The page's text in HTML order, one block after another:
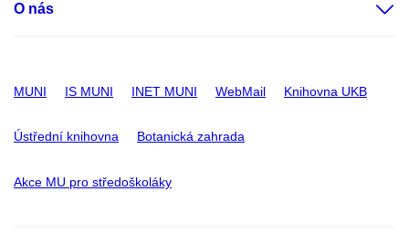
O nás
MUNI IS MUNI INET MUNI WebMail Knihovna UKB
Ústřední knihovna Botanická zahrada
Akce MU pro středoškoláky